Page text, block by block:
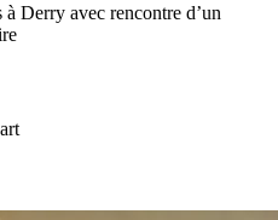
Derry avec rencontre d’un